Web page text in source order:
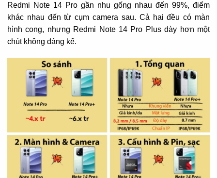
Redmi Note 14 Pro gần nhu gống nhau đến 99%, điểm
khác nhau đến từ cụm camera sau. Cả hai đều có màn
hình cong, nhưng Redmi Note 14 Pro Plus dày hơn một
chút không đáng kể.